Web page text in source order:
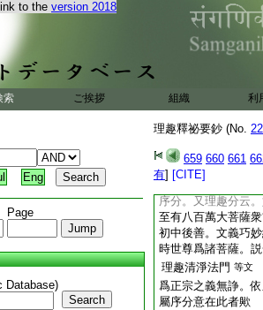
to the version 2018
索 ご挨拶 組織 利
Eng
Page
Database)
Search
理趣釋祕要鈔 (No.
659 660 661
有] [CITE]
爲序正二段乎。經
説法下科正宗。此
非無所憑。菩提留
羅蜜經云。如是我
後善。其義深遠其
菩薩。文殊師利菩
魔菩薩。如是等菩
經依一説理趣經同
等文次列金剛手等
序分。又理趣分云
至有八百萬大菩薩
初中後善。文義巧
時世尊爲諸菩薩。
理趣清淨法門 等文
爲正宗之義無諍。
屬序分意在此者歟